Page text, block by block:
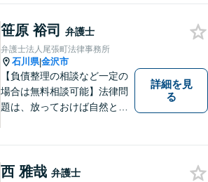
笹原 裕司 弁護士
弁護士法人尾張町法律事務所
石川県|金沢市
【負債整理の相談など一定の
場合は無料相談可能】法律問
題は、放っておけば自然と解
なります。 お気軽にご相談く
詳細を見
る
西 雅哉 弁護士